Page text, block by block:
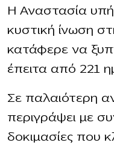
Η Αναστασία
κυστική ίνωση
κατάφερε να
έπειτα από 221
Σε παλαιότερη
περιγράψει με
δοκιμασίες που